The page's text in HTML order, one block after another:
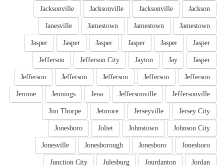
Jackson
Jacksonville
Jacksonville
Jacksonville
Jamestown
Jamestown
Jamestown
Janesville
Jasper
Jasper
Jasper
Jasper
Jasper
Jasper
Jasper
Jay
Jayton
Jefferson City
Jefferson
Jefferson
Jefferson
Jefferson
Jefferson
Jefferson
Jeffersonville
Jeffersonville
Jena
Jennings
Jerome
Jersey City
Jerseyville
Jetmore
Jim Thorpe
Johnson City
Johnstown
Joliet
Jonesboro
Jonesboro
Jonesboro
Jonesborough
Jonesville
Jordan
Jourdanton
Julesburg
Junction City